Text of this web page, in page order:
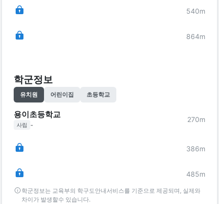
540m
864m
학군정보
유치원 어린이집 초등학교
용이초등학교
사립 -
270m
386m
485m
학군정보는 교육부의 학구도안내서비스를 기준으로 제공되며, 실제와
차이가 발생할수 있습니다.